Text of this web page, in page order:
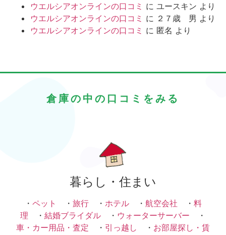
ウエルシアオンラインの口コミ に ユースキン より
ウエルシアオンラインの口コミ に ２７歳 男 より
ウエルシアオンラインの口コミ に 匿名 より
倉庫の中の口コミをみる
暮らし・住まい
・ ペット ・ 旅行 ・ ホテル ・ 航空会社 ・ 料
理 ・ 結婚ブライダル ・ ウォーターサーバー ・
車・カー用品・査定 ・ 引っ越し ・ お部屋探し・賃